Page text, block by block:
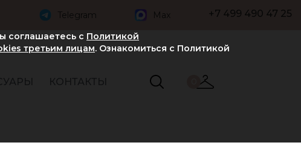
Telegram Max +7 499 490 47 25
КОНТАКТЫ
соглашаетесь с Политикой
третьим лицам. Ознакомиться с Политикой